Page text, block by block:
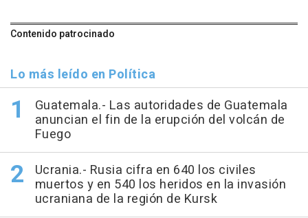
Contenido patrocinado
Lo más leído en Política
Guatemala.- Las autoridades de Guatemala
anuncian el fin de la erupción del volcán de
Fuego
Ucrania.- Rusia cifra en 640 los civiles
muertos y en 540 los heridos en la invasión
ucraniana de la región de Kursk